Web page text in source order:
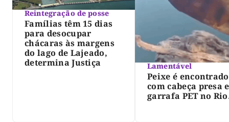
Reintegração de posse
Famílias têm 15 dias
para desocupar
chácaras às margens
do lago de Lajeado,
determina Justiça
Lamentável
Peixe é encontrado
com cabeça presa
garrafa PET no Rio